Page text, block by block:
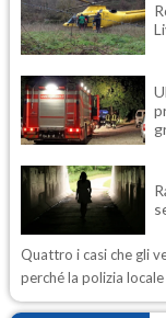
Quattro i casi che gli
perché la polizia